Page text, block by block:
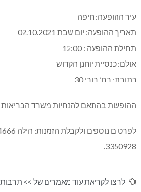
עיר ההופעה: חיפה
תאריך ההופעה: יום שבת 02.10.2021
תחילת ההופעה : 12:00
אולם: כנסיית יוחנן הקדוש
כתובת: רח’ חורי 30
ההופעות בהתאם להנחיות משרד הבריאות
3350928.
לחצו לקריאת עוד מאמרים של >> תרבות